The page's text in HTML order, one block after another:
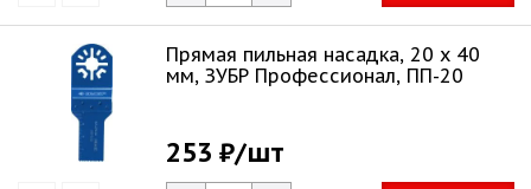
Прямая пильная насадка, 20 x 40
мм, ЗУБР Профессионал, ПП-20
253 ₽/шт